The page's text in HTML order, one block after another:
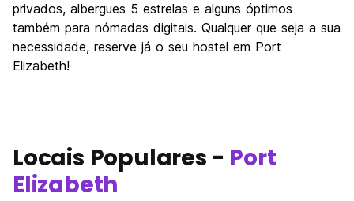
privados, albergues 5 estrelas e alguns óptimos
também para nómadas digitais. Qualquer que seja a sua
necessidade, reserve já o seu hostel em Port
Elizabeth!
Locais Populares - Port
Elizabeth